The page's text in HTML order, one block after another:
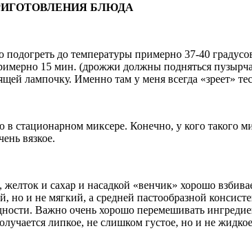
БЛЮДА
подогреть до температуры примерно 37-40
15 мин. (дрожжи должны подняться
лампочку. Именно там у меня всегда «зреет»
в стационарном миксере. Конечно, у кого такого
вязкое.
и сахар и насадкой «венчик» хорошо
но и не мягкий, а средней пастообразной
Важно очень хорошо перемешивать
липкое, не слишком густое, но и не